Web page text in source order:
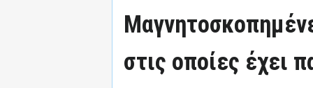
στις οποίες έχει